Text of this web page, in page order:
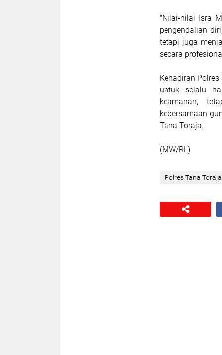
"Nilai-nilai Isra
pengendalian
tetapi juga
secara
Kehadiran
untuk selalu
keamanan,
kebersamaan
Tana Toraja.
(MW/RL)
Polres Tana Toraja